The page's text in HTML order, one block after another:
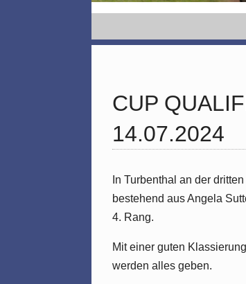
CUP
14.07.2024
In Turbenthal an der
bestehend aus Angela
4. Rang.
Mit einer guten
werden alles geben.